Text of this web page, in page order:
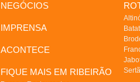
NEGÓCIOS
IMPRENSA
ACONTECE
FIQUE MAIS EM RIBEIRÃO